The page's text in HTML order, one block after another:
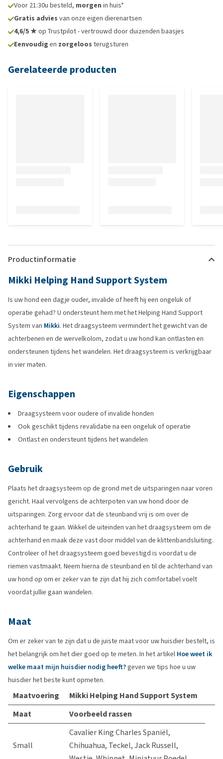
Voor 21:30u besteld, morgen in huis*
Gratis advies van onze eigen dierenartsen
4,6/5 ★op Trustpilot - vertrouwd door duizenden baasjes
Eenvoudig en zorgeloos terugsturen
Gerelateerde producten
Productinformatie
Mikki Helping Hand Support System
Is uw hond een dagje ouder, invalide of heeft hij een ongeluk of
operatie gehad? U ondersteunt hem met het Helping Hand Support
System van Mikki. Het draagsysteem vermindert het gewicht van de
achterbenen en de wervelkolom, zodat u uw hond kan ontlasten en
ondersteunen tijdens het wandelen. Het draagsysteem is verkrijgbaar
in vier maten.
Eigenschappen
Draagsysteem voor oudere of invalide honden
Ook geschikt tijdens revalidatie na een ongeluk of operatie
Ontlast en ondersteunt tijdens het wandelen
Gebruik
Plaats het draagsysteem op de grond met de uitsparingen naar voren
gericht. Haal vervolgens de achterpoten van uw hond door de
uitsparingen. Zorg ervoor dat de steunband vrij is om over de
achterhand te gaan. Wikkel de uiteinden van het draagsysteem om de
achterhand en maak deze vast door middel van de klittenbandsluiting.
Controleer of het draagsysteem goed bevestigd is voordat u de
riemen vastmaakt. Neem hierna de steunband en til de achterhand van
uw hond op om er zeker van te zijn dat hij zich comfortabel voelt
voordat jullie gaan wandelen.
Maat
Om er zeker van te zijn dat u de juiste maat voor uw huisdier bestelt, is
het belangrijk om het dier goed op te meten. In het artikel Hoe weet ik
welke maat mijn huisdier nodig heeft?geven we tips hoe u uw
huisdier het beste kunt opmeten.
Maatvoering
Mikki Helping Hand Support System
Maat
Voorbeeld rassen
Small
Cavalier King Charles Spaniël,
Chihuahua, Teckel, Jack Russell,